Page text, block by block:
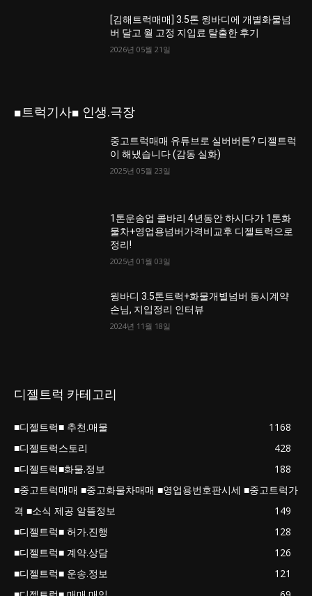
[김해트럭매매] 3.5톤 윙바디에 개별화물넘
버 달고 월 고정 지입료 탈출한 후기
2026년 05월 21일
■트럭기사■ 인생.극장
중고트럭매매 유튜브로 실버버튼? 디젤트럭
이 해냈습니다 (감동 실화)
2025년 05월 23일
1톤운송업 콜바리 4년동안 하시다가 1톤화
물차+영업용넘버가격비교후 디젤트럭으로
정리!
2025년 01월 03일
윙바디 3.5톤트럭+화물개별넘버 동시계약
손님, 지입정리 인터뷰
2024년 11월 18일
디젤트럭 카테고리
■디젤트럭■ 추천.매물
1168
■디젤트럭스토리
428
■디젤트럭■화물.정보
188
■중고트럭매매 ■중고화물차매매 ■영업용번호판시세 ■중고트럭가
격 ■소식 제공 알뜰정보
149
■디젤트럭■ 허가.진행
128
■디젤트럭■ 계약.상담
126
■디젤트럭■ 운송.정보
121